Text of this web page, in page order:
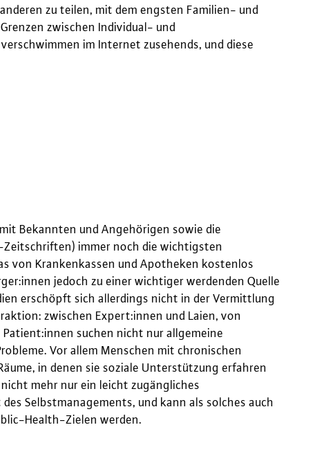
zu teilen, mit dem engsten Familien- und
zwischen Individual- und
im Internet zusehends, und diese
Bekannten und Angehörigen sowie die
Zeitschriften) immer noch die wichtigsten
von Krankenkassen und Apotheken kostenlos
jedoch zu einer wichtiger werdenden Quelle
erschöpft sich allerdings nicht in der Vermittlung
zwischen Expert:innen und Laien, von
suchen nicht nur allgemeine
Vor allem Menschen mit chronischen
in denen sie soziale Unterstützung erfahren
mehr nur ein leicht zugängliches
Selbstmanagements, und kann als solches auch
Health-Zielen werden.